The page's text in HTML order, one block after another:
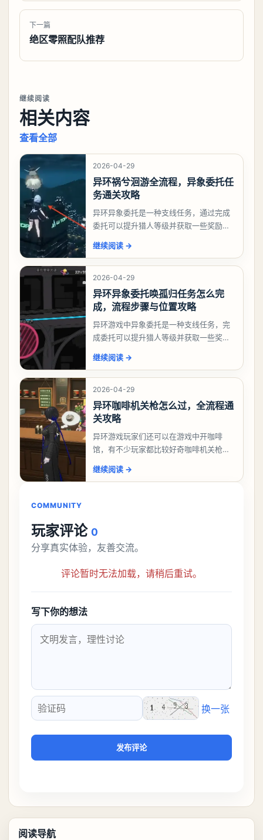
下一篇
绝区零照配队推荐
继续阅读
相关内容
查看全部
2026-04-29
异环祸兮洄游全流程，异象委托任
务通关攻略
异环异象委托是一种支线任务，通过完成
委托可以提升猎人等级并获取一些奖励，
么做，下面就来告诉大家。异环异象委托
祸兮洄游任务攻略
继续阅读 →
2026-04-29
异环异象委托唤孤归任务怎么完
成，流程步骤与位置攻略
异环游戏中异象委托是一种支线任务，完
成委托可以提升猎人等级并获取一些奖
么做，今天游戏熊就来告诉大家。异环异
象委托唤孤归任务攻
继续阅读 →
2026-04-29
异环咖啡机关枪怎么过，全流程通
关攻略
异环游戏玩家们还可以在游戏中开咖啡
馆，有不少玩家都比较好奇咖啡机关枪应
机关枪攻略。异环咖啡机关枪怎么过一、
继续阅读 →
COMMUNITY
玩家评论 0
分享真实体验，友善交流。
评论暂时无法加载，请稍后重试。
写下你的想法
验证码
换一张
发布评论
阅读导航